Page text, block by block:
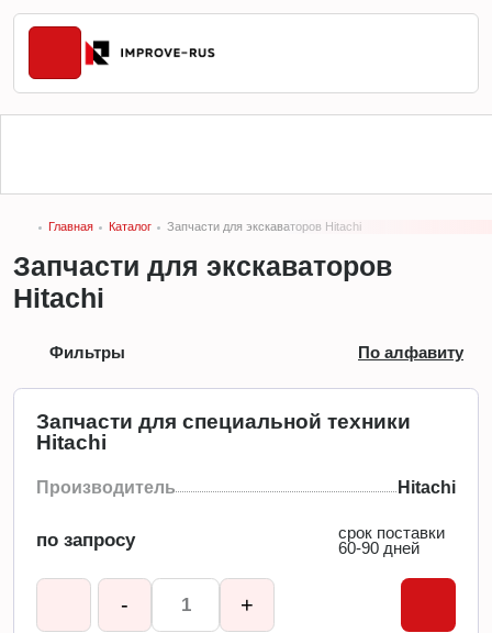
Главная Каталог Запчасти для экскаваторов Hitachi
Запчасти для экскаваторов
Hitachi
Фильтры По алфавиту
Запчасти для специальной техники
Hitachi
Производитель Hitachi
по запросу
срок поставки
60-90 дней
- +